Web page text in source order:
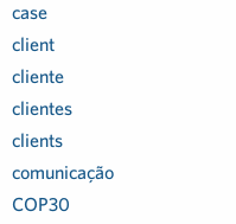
case
client
cliente
clientes
clients
comunicação
COP30